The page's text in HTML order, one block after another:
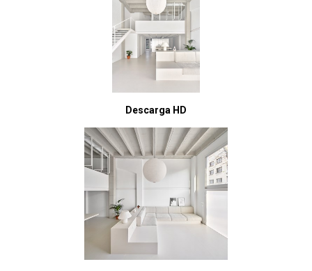
Descarga HD